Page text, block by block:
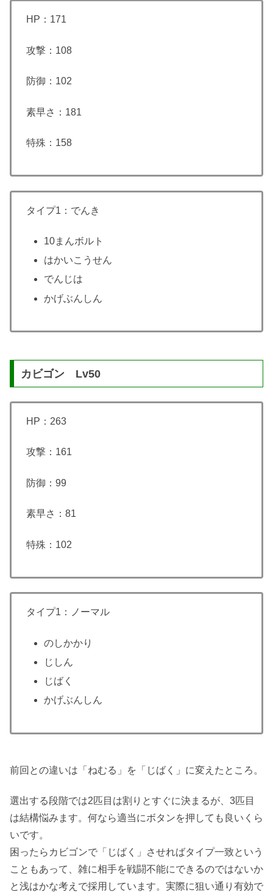
HP：171
攻撃：108
防御：102
素早さ：181
特殊：158
タイプ1：でんき
10まんボルト
はかいこうせん
でんじは
かげぶんしん
カビゴン Lv50
HP：263
攻撃：161
防御：99
素早さ：81
特殊：102
タイプ1：ノーマル
のしかかり
じしん
じばく
かげぶんしん
前回との違いは「ねむる」を「じばく」に変えたところ。
選出する段階では2匹目は割りとすぐに決まるが、3匹目
は結構悩みます。何なら適当にボタンを押しても良いくら
いです。
困ったらカビゴンで「じばく」させればタイプ一致という
こともあって、雑に相手を戦闘不能にできるのではないか
と浅はかな考えで採用しています。実際に狙い通り有効で